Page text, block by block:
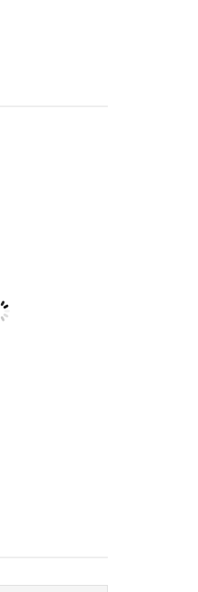
De Nori